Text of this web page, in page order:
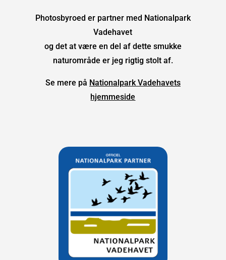
Photosbyroed er partner med Nationalpark
Vadehavet
og det at være en del af dette smukke
naturområde er jeg rigtig stolt af.
Se mere på Nationalpark Vadehavets
hjemmeside